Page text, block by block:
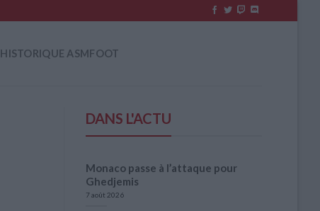
HISTORIQUE ASMFOOT
DANS L'ACTU
Monaco passe à l’attaque pour
Ghedjemis
7 août 2026